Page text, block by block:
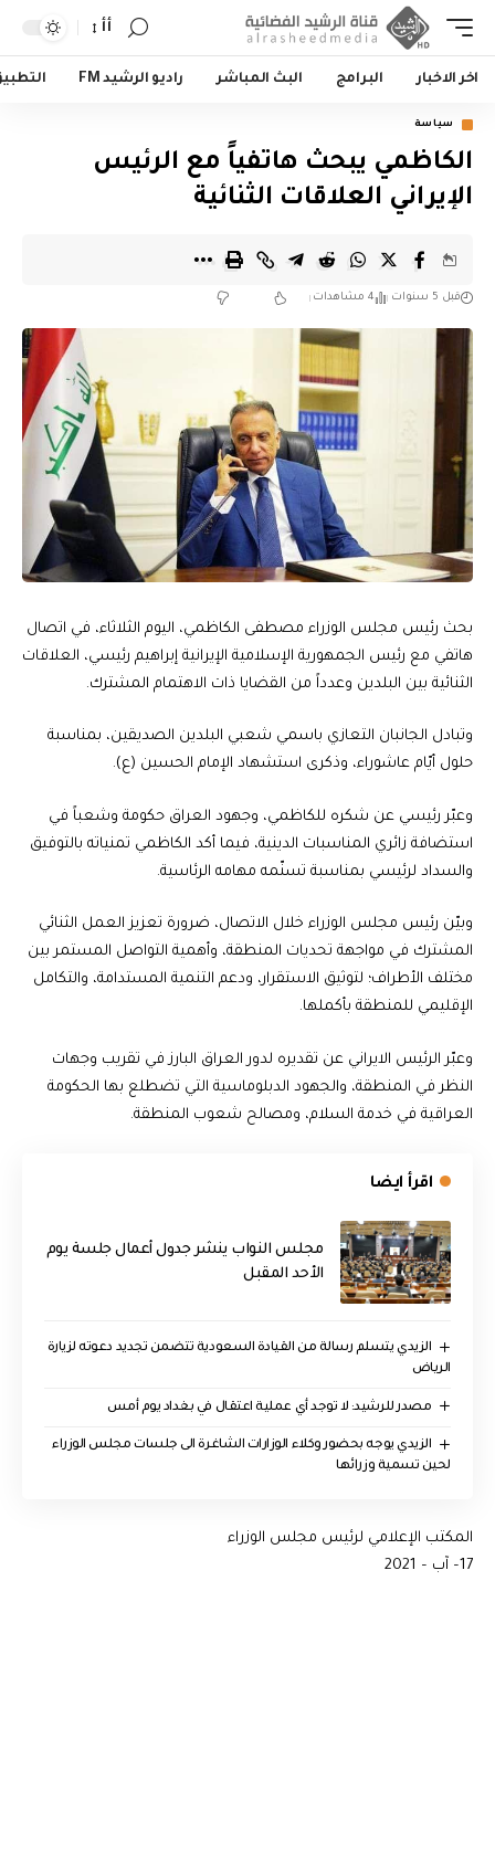
أأ
اخر الاخبار البرامج البث المباشر راديو الرشيد FM
سياسة
الكاظمي يبحث هاتفياً مع الرئيس
الإيراني العلاقات الثنائية
قبل 5 سنوات 4 مشاهدات
بحث رئيس مجلس الوزراء مصطفى الكاظمي، اليوم الثلاثاء، في اتصال
هاتفي مع رئيس الجمهورية الإسلامية الإيرانية إبراهيم رئيسي، العلاقات
الثنائية بين البلدين وعدداً من القضايا ذات الاهتمام المشترك.
وتبادل الجانبان التعازي باسمي شعبي البلدين الصديقين، بمناسبة
حلول أيّام عاشوراء، وذكرى استشهاد الإمام الحسين (ع).
وعبّر رئيسي عن شكره للكاظمي، وجهود العراق حكومة وشعباً في
استضافة زائري المناسبات الدينية، فيما أكد الكاظمي تمنياته بالتوفيق
والسداد لرئيسي بمناسبة تسنّمه مهامه الرئاسية.
وبيّن رئيس مجلس الوزراء خلال الاتصال، ضرورة تعزيز العمل الثنائي
المشترك في مواجهة تحديات المنطقة، وأهمية التواصل المستمر بين
مختلف الأطراف؛ لتوثيق الاستقرار، ودعم التنمية المستدامة، والتكامل
الإقليمي للمنطقة بأكملها.
وعبّر الرئيس الايراني عن تقديره لدور العراق البارز في تقريب وجهات
النظر في المنطقة، والجهود الدبلوماسية التي تضطلع بها الحكومة
العراقية في خدمة السلام، ومصالح شعوب المنطقة.
اقرأ ايضا
مجلس النواب ينشر جدول أعمال جلسة يوم
الأحد المقبل
الزيدي يتسلم رسالة من القيادة السعودية تتضمن تجديد دعوته لزيارة
الرياض
مصدر للرشيد: لا توجد أي عملية اعتقال في بغداد يوم أمس
الزيدي يوجه بحضور وكلاء الوزارات الشاغرة الى جلسات مجلس الوزراء
لحين تسمية وزرائها
المكتب الإعلامي لرئيس مجلس الوزراء
17– آب – 2021